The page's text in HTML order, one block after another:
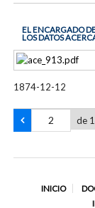
EL ENCARGADO
LOS DATOS
1874-12-12
de
INICIO